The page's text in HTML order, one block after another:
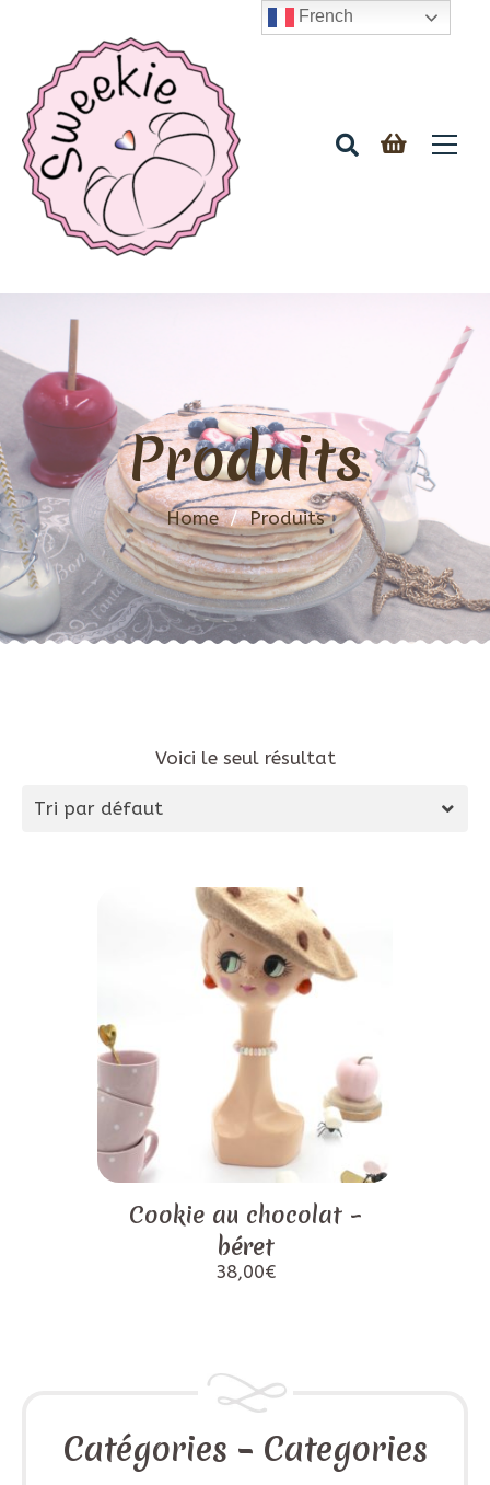
Produits
Home / Produits
Catégories – Categories
Voici le seul résultat
Tri par défaut
Cookie au chocolat –
béret
38,00€
French